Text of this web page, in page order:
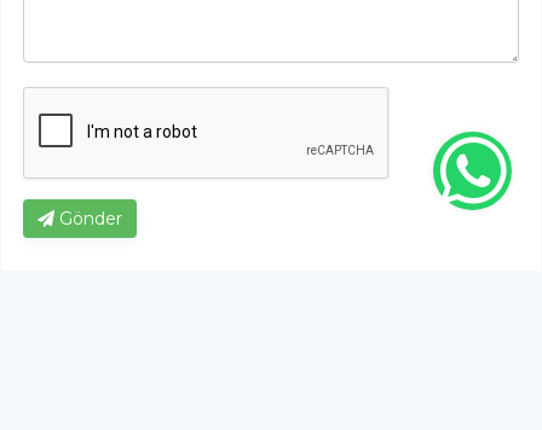
Gönder